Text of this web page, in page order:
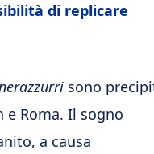
di replicare
sono
Roma. Il sogno
a causa